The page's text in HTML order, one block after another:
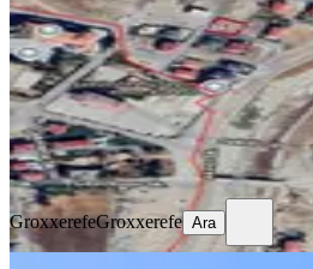
585 m²·4.530/m²·
2.650.000 ₺
GroxxerefeGroxxerefe
Ara
GroxxerefeGroxxerefe Ara